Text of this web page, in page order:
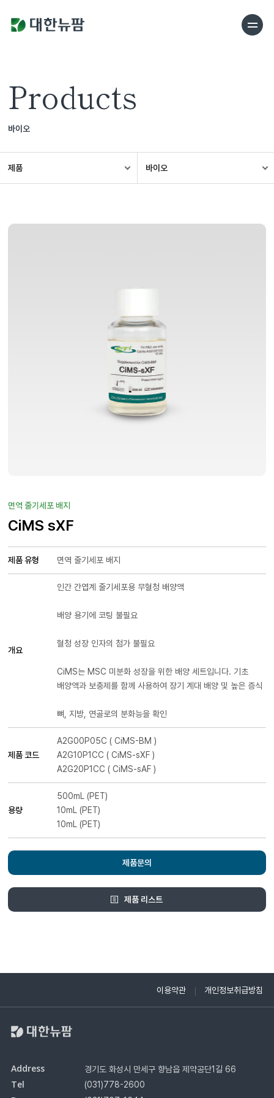
Products
바이오
제품 바이오
면역 줄기세포 배지
CiMS sXF
제품 유형 면역 줄기세포 배지
개요
인간 간엽계 줄기세포용 무혈청 배양액
배양 용기에 코팅 불필요
혈청 성장 인자의 첨가 불필요
CiMS는 MSC 미분화 성장을 위한 배양 세트입니다. 기초
배양액과 보충제를 함께 사용하여 장기 계대 배양 및 높은 증식
뼈, 지방, 연골로의 분화능을 확인
제품 코드
A2G00P05C ( CiMS-BM )
A2G10P1CC ( CiMS-sXF )
A2G20P1CC ( CiMS-sAF )
용량
500mL (PET)
10mL (PET)
10mL (PET)
제품문의
제품 리스트
이용약관 개인정보취급방침
Address 경기도 화성시 만세구 향남읍 제약공단1길 66
Tel (031)778-2600